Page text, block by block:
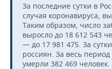
За последние сутки в
случая коронавируса,
Таким образом, число
выросло до 18 612 543
— до 17 981 475. За
россиян. За весь
умерли 382 469 человек.